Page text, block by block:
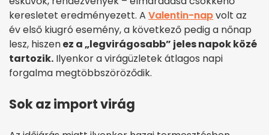
keresletet eredményezett. A Valentin-napvolt az
év első kiugró esemény, a következő pedig a nőnap
lesz, hiszenez a „legvirágosabb” jeles napok közé
tartozik. Ilyenkor a virágüzletek átlagos napi
forgalma megtöbbszöröződik.
Sok az import virág